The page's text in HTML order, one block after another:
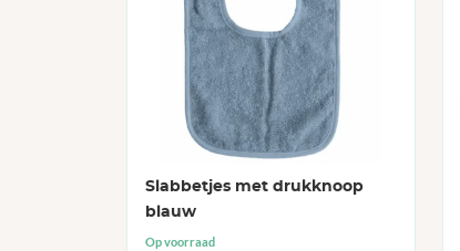
Slabbetjes met drukknoop
blauw
Op voorraad